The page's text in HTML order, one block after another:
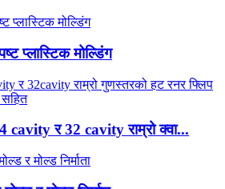
प्लास्टिक मोल्डिंग
र 32 cavity राम्रो क्वा...